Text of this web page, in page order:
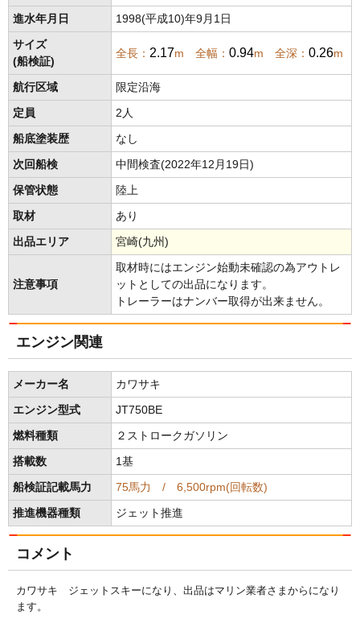
進水年月日 1998(平成10)年9月1日
サイズ
(船検証)
全長： 2.17m 全幅： 0.94m 全深： 0.26m
航行区域 限定沿海
定員 2人
船底塗装歴 なし
次回船検 中間検査(2022年12月19日)
保管状態 陸上
取材 あり
出品エリア 宮崎(九州)
注意事項
取材時にはエンジン始動未確認の為アウトレ
ットとしての出品になります。
トレーラーはナンバー取得が出来ません。
エンジン関連
メーカー名 カワサキ
エンジン型式 JT750BE
燃料種類 ２ストロークガソリン
搭載数 1基
船検証記載馬力 75馬力 / 6,500rpm(回転数)
推進機器種類 ジェット推進
コメント
カワサキ ジェットスキーになり、出品はマリン業者さまからになり
ます。